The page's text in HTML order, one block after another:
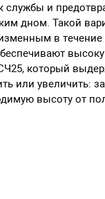
службы и
дном. Такой
в
который
или увеличить:
высоту от